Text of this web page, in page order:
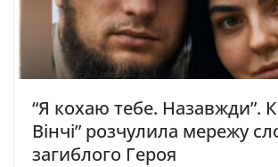
“Я кохаю тебе. Назавжди”.
Вінчі” розчулила мережу
загиблого Героя